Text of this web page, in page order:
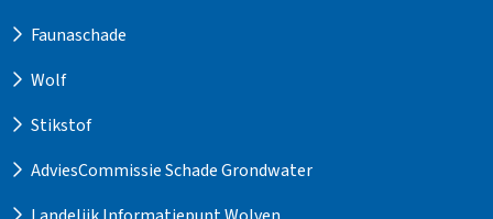
Faunaschade
Wolf
Stikstof
AdviesCommissie Schade Grondwater